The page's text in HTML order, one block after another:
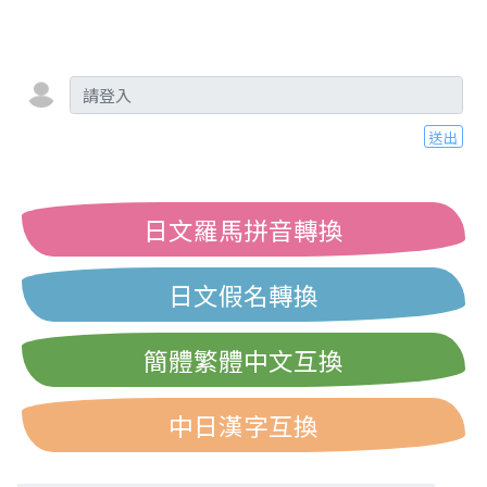
送出
日文羅馬拼音轉換
日文假名轉換
簡體繁體中文互換
中日漢字互換